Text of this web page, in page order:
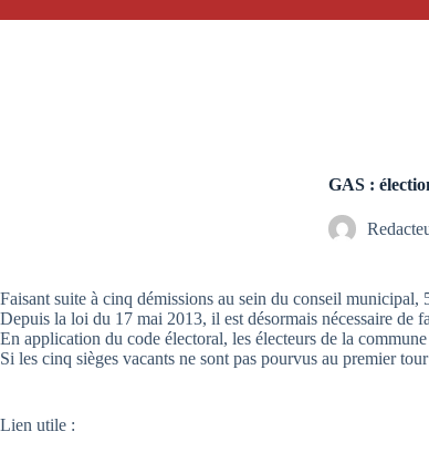
GAS :
Faisant suite à cinq démissions au sein du conseil municipal,
Depuis la loi du 17 mai 2013, il est désormais nécessaire de
En application du code électoral, les électeurs de la
Si les cinq sièges vacants ne sont pas pourvus au premier
Lien utile :